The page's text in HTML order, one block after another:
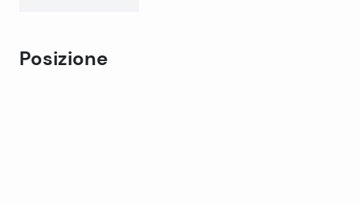
possibile. La casa è legalizzata.
Posizione